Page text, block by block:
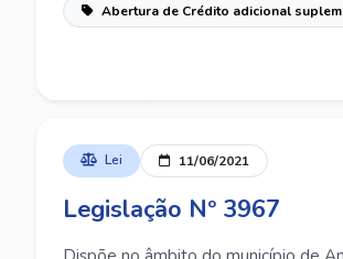
Abertura de Crédito adicional
Lei 11/06/2021
Legislação Nº 3967